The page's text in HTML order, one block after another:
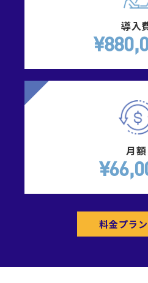
導入
月額
料金プラ